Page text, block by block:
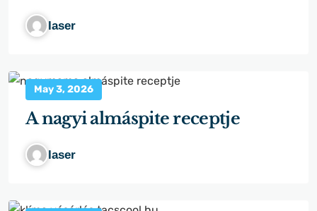
laser
May 3, 2026
A nagyi almáspite receptje
laser